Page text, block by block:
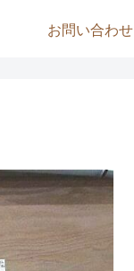
お問い合わせ